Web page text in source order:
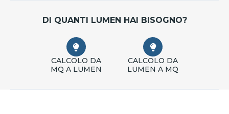
DI QUANTI LUMEN HAI BISOGNO?
CALCOLO DA
MQ A LUMEN
CALCOLO DA
LUMEN A MQ